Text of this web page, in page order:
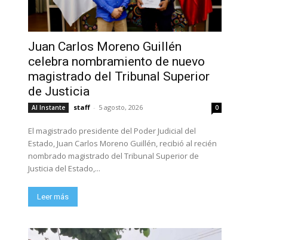
Juan Carlos Moreno Guillén
celebra nombramiento de nuevo
magistrado del Tribunal Superior
de Justicia
Al Instante staff - 5 agosto, 2026 0
El magistrado presidente del Poder Judicial del
Estado, Juan Carlos Moreno Guillén, recibió al recién
nombrado magistrado del Tribunal Superior de
Justicia del Estado,...
Leer más